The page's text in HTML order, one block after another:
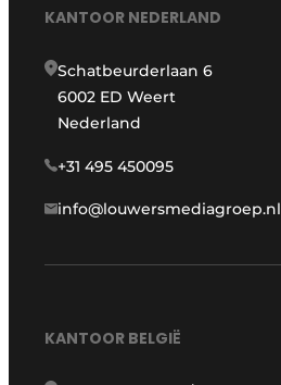
KANTOOR NEDERLAND
Schatbeurderlaan 6
6002 ED Weert
Nederland
+31 495 450095
info@louwersmediagroep.nl
KANTOOR BELGIË